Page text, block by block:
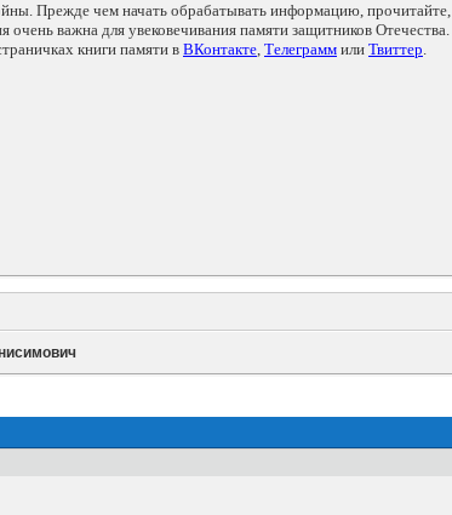
Прежде чем начать обрабатывать информацию, прочитайте,
важна для увековечивания памяти защитников Отечества.
книги памяти в ВКонтакте, Телеграмм или Твиттер.